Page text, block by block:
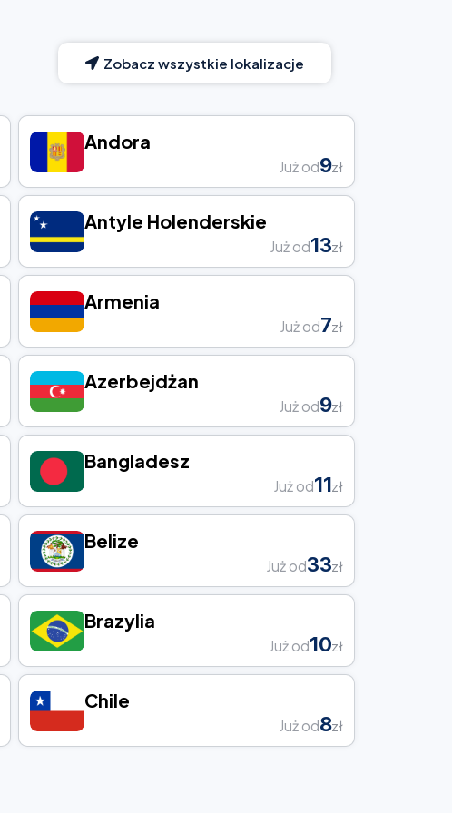
Zobacz wszystkie lokalizacje
Andora
Już od9zł
Antyle Holenderskie
Już od13zł
Armenia
Już od7zł
Azerbejdżan
Już od9zł
Bangladesz
Już od11zł
Belize
Już od33zł
Brazylia
Już od10zł
Chile
Już od8zł